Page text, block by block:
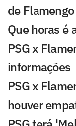
de Flamengo
Que horas é
PSG x
informações
PSG x
houver